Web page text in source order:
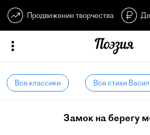
Продвижение творчества
Все классики Все стихи
Замок на берегу